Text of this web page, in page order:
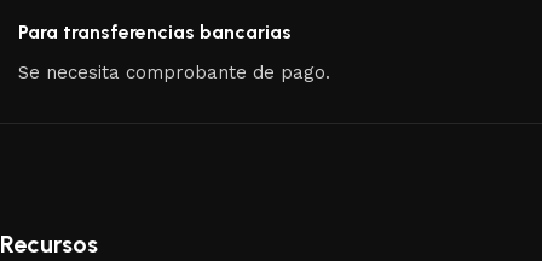
Para transferencias bancarias
Se necesita comprobante de pago.
Recursos